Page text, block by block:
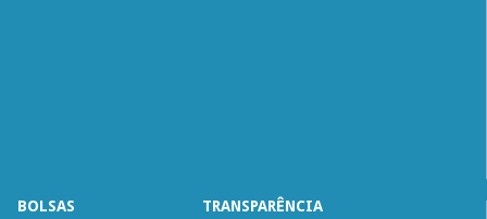
BOLSAS TRANSPARÊNCIA